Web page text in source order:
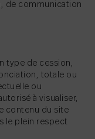
de communication
type de cession,
totale ou
ou
à visualiser,
contenu du site
le plein respect